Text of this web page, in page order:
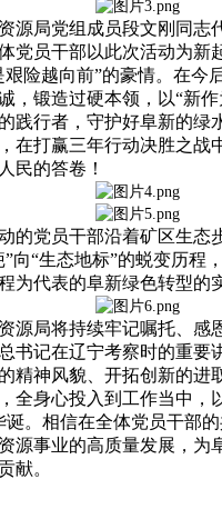
局党组成员段文刚同志
党员干部以此次活动为新
艰险越向前”的豪情。在今
，锻造过硬本领，以“新作
践行者，守护好阜新的绿
在打赢三年行动决胜之战
民的答卷！
党员干部沿着矿区生态
”向“生态地标”的蜕变历程
为代表的阜新绿色转型的
局将持续牢记嘱托、感
书记在辽宁考察时的重要
精神风貌、开拓创新的进
全身心投入到工作当中，
诞。相信在全体党员干部
源事业的高质量发展，为
献。